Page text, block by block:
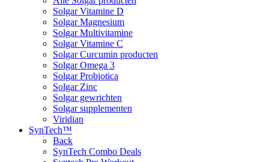
Solgar Vitamine D
Solgar Magnesium
Solgar Multivitamine
Solgar Vitamine C
Solgar Curcumin producten
Solgar Omega 3
Solgar Probiotica
Solgar Zinc
Solgar gewrichten
Solgar supplementen
Viridian
SynTech™
Back
SynTech Combo Deals